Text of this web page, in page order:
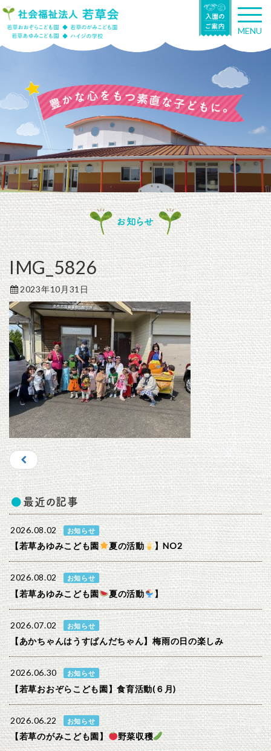
T
o
g
n
g
a
t
n
MENU
お知らせ
IMG_5826
2023年10月31日
最近の記事
2026.08.02 お知らせ
【若草あゆみこども園 夏の活動 】NO2
2026.08.02 お知らせ
【若草あゆみこども園 夏の活動 】
2026.07.02 お知らせ
【あかちゃんはうすぱんだちゃん】梅雨の日の楽しみ
2026.06.30 お知らせ
【若草おおぞらこども園】食育活動(６月)
2026.06.22 お知らせ
【若草のがみこども園】 野菜収穫